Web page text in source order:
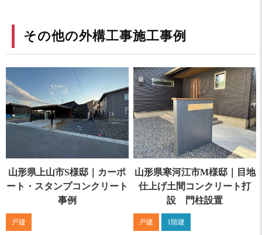
その他の外構工事施工事例
山形県上山市S様邸｜カーポ
ート・スタンプコンクリート
事例
戸建
山形県寒河江市M様邸｜目地
仕上げ土間コンクリート打
設 門柱設置
戸建 1階建